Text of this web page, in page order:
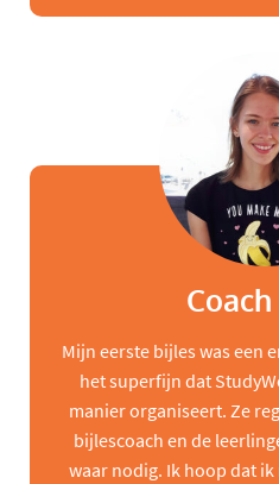
Mijn eerste bijles was een
het superfijn dat
manier organiseert. Ze
bijlescoach en de
waar nodig. Ik hoop dat